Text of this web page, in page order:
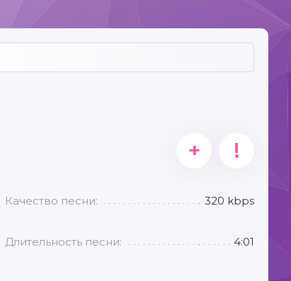
+ !
Качество песни: 320 kbps
Длительность песни: 4:01